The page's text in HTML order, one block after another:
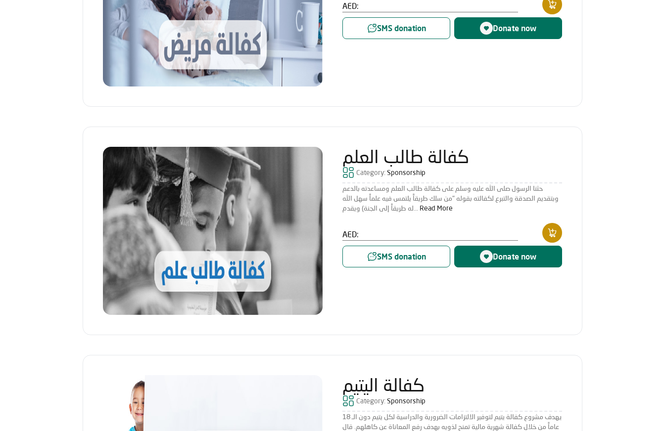
AED:
SMS donation Donate now
كفالة طالب العلم
Category: Sponsorship
حثنا الرسول صلى الله عليه وسلم على كفالة طالب العلم ومساعدته بالدعم
وبتقديم الصدقة والتبرع لكفالته بقوله "من سلك طريقاً يلتمس فيه علماً سهل الله
Read More
AED:
SMS donation Donate now
كفالة اليتيم
Category: Sponsorship
يهدف مشروع كفالة يتيم لتوفير الالتزامات الضرورية والدراسية لكل يتيم دون الـ 18
عاماً من خلال كفالة شهرية مالية تمنح لذويه بهدف رفع المعاناة عن كاهلهم. قال